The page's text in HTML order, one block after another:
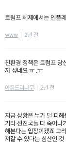
트럼프 체제에서는 인플
www 2년 전
친환경 정책은 트럼프 당
까 싶네요 ㅠ .ㅠ
아름드리나무 2년 전
지금 상황은 누가 덜 피
기타 선진국들 다 죽어나
해본다는 입장이겠죠 그
져갈 수 있다는 심산인